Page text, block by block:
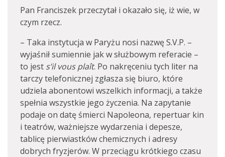
Pan Franciszek przeczytał i okazało się, iż wie, w
czym rzecz.
– Taka instytucja w Paryżu nosi nazwę S.V.P. –
wyjaśnił sumiennie jak w służbowym referacie –
to jest s’il vous plaît. Po nakręceniu tych liter na
tarczy telefonicznej zgłasza się biuro, które
udziela abonentowi wszelkich informacji, a także
spełnia wszystkie jego życzenia. Na zapytanie
podaje on datę śmierci Napoleona, repertuar kin
i teatrów, ważniejsze wydarzenia i depesze,
tablicę pierwiastków chemicznych i adresy
dobrych fryzjerów. W przeciągu krótkiego czasu